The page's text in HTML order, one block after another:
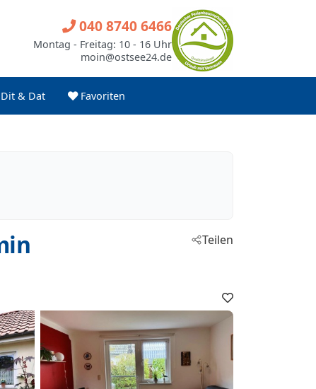
Dit & Dat Favoriten
040 8740 6466
Montag - Freitag: 10 - 16 Uhr
moin@ostsee24.de
Teilen